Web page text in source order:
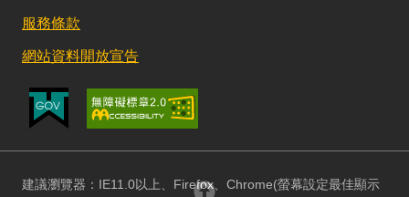
服務條款
網站資料開放宣告
建議瀏覽器：IE11.0以上、Firefox、Chrome(螢幕設定最佳顯示
回頂部